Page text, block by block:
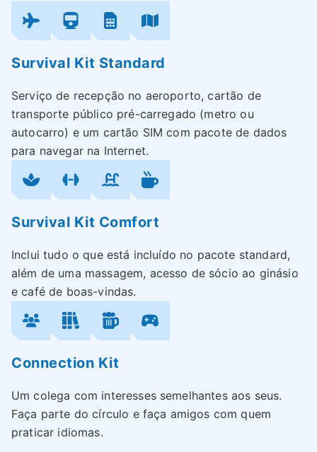
Survival Kit Standard
Serviço de recepção no aeroporto, cartão de
transporte público pré-carregado (metro ou
autocarro) e um cartão SIM com pacote de dados
para navegar na Internet.
Survival Kit Comfort
Inclui tudo o que está incluído no pacote standard,
além de uma massagem, acesso de sócio ao ginásio
e café de boas-vindas.
Connection Kit
Um colega com interesses semelhantes aos seus.
Faça parte do círculo e faça amigos com quem
praticar idiomas.